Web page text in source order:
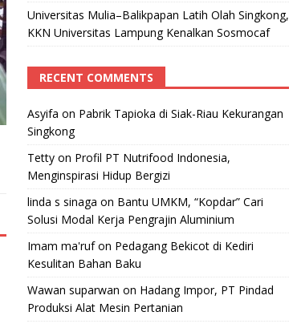
Universitas Mulia–Balikpapan Latih Olah Singkong,
KKN Universitas Lampung Kenalkan Sosmocaf
RECENT COMMENTS
Asyifa on Pabrik Tapioka di Siak-Riau Kekurangan
Singkong
Tettyon Profil PT Nutrifood Indonesia,
Menginspirasi Hidup Bergizi
linda s sinaga on Bantu UMKM, “Kopdar” Cari
Solusi Modal Kerja Pengrajin Aluminium
Imam ma'rufon Pedagang Bekicot di Kediri
Kesulitan Bahan Baku
Wawan suparwan on Hadang Impor, PT Pindad
Produksi Alat Mesin Pertanian